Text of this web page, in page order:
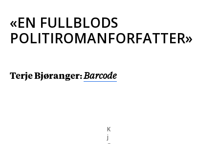
«EN FULLBLODS
POLITIROMANFORFATTER»
Terje Bjøranger:Barcode
K
j